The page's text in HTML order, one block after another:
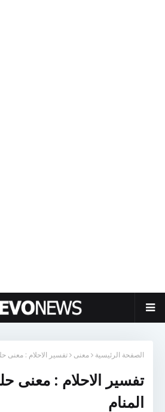
الصفحة الرئيسية معنى تفسير الاحلام : معنى
تفسير الاحلام : معنى
المنام